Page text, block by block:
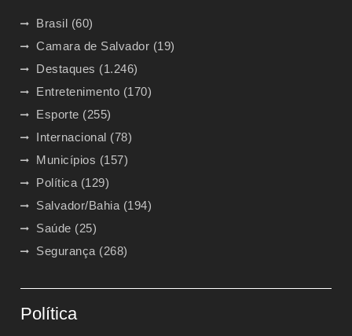
Brasil (60)
Camara de Salvador (19)
Destaques (1.246)
Entretenimento (170)
Esporte (255)
Internacional (78)
Municípios (157)
Política (129)
Salvador/Bahia (194)
Saúde (25)
Segurança (268)
Política